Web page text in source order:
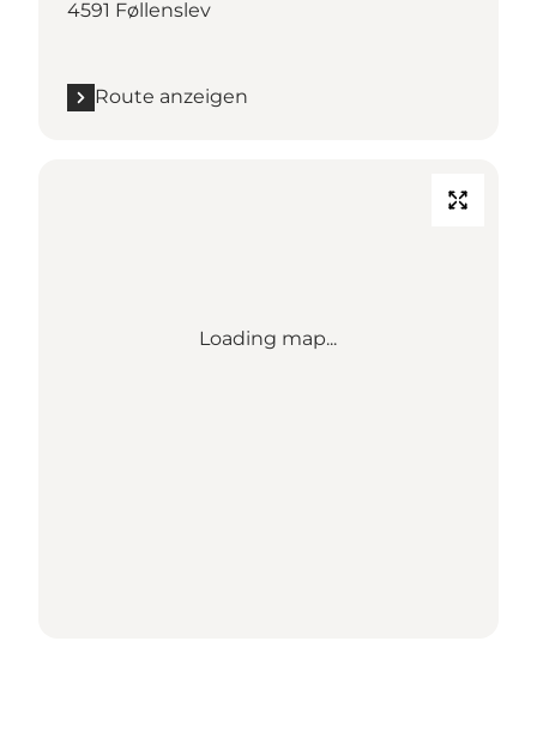
4591 Føllenslev
Route anzeigen
Loading map...